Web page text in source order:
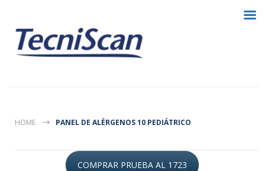
HOME PANEL DE ALÉRGENOS 10 PEDIÁTRICO
COMPRAR PRUEBA AL 1723